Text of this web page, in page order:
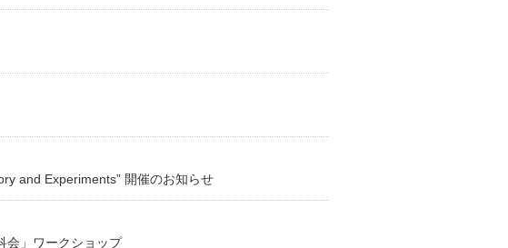
and Experiments” 開催のお知らせ
会」ワークショップ